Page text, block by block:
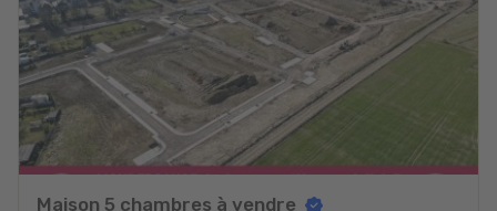
Maison 5 chambres à vendre